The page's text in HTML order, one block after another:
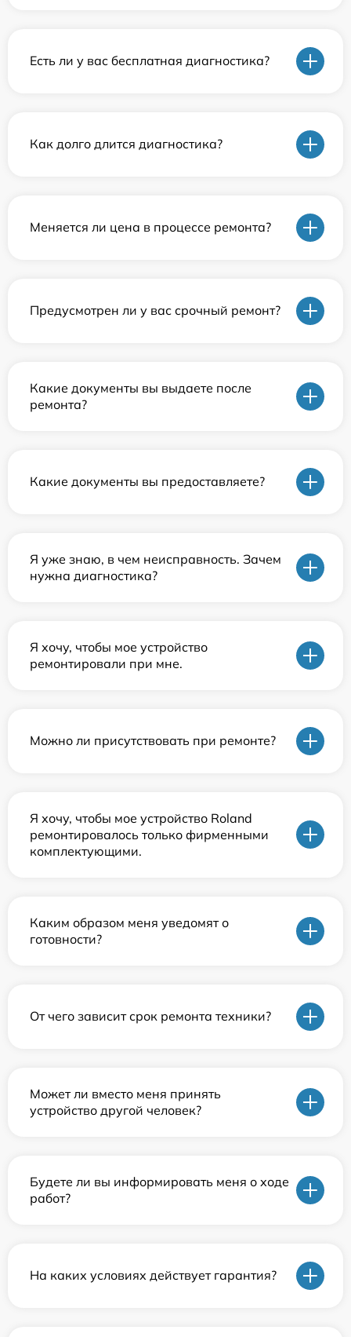
Есть ли у вас бесплатная диагностика?
Как долго длится диагностика?
Меняется ли цена в процессе ремонта?
Предусмотрен ли у вас срочный ремонт?
Какие документы вы выдаете после
ремонта?
Какие документы вы предоставляете?
Я уже знаю, в чем неисправность. Зачем
нужна диагностика?
Я хочу, чтобы мое устройство
ремонтировали при мне.
Можно ли присутствовать при ремонте?
Я хочу, чтобы мое устройство Roland
ремонтировалось только фирменными
комплектующими.
Каким образом меня уведомят о
готовности?
От чего зависит срок ремонта техники?
Может ли вместо меня принять
устройство другой человек?
Будете ли вы информировать меня о ходе
работ?
На каких условиях действует гарантия?